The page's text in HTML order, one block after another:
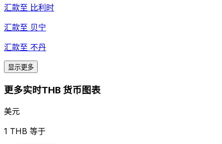
汇款至 比利时
汇款至 贝宁
汇款至 不丹
显示更多
更多实时THB 货币图表
美元
1 THB 等于